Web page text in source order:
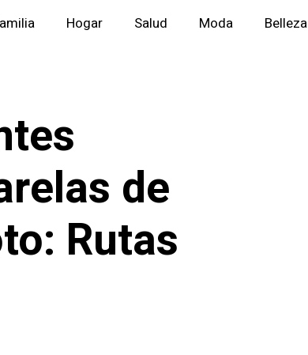
Hogar Salud Moda Belleza
de
Rutas